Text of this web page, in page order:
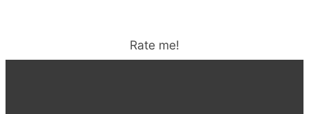
Rate me!